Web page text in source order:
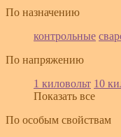
По назначению
контрольные
По напряжению
1 киловольт 10
Показать все
По особым свойствам